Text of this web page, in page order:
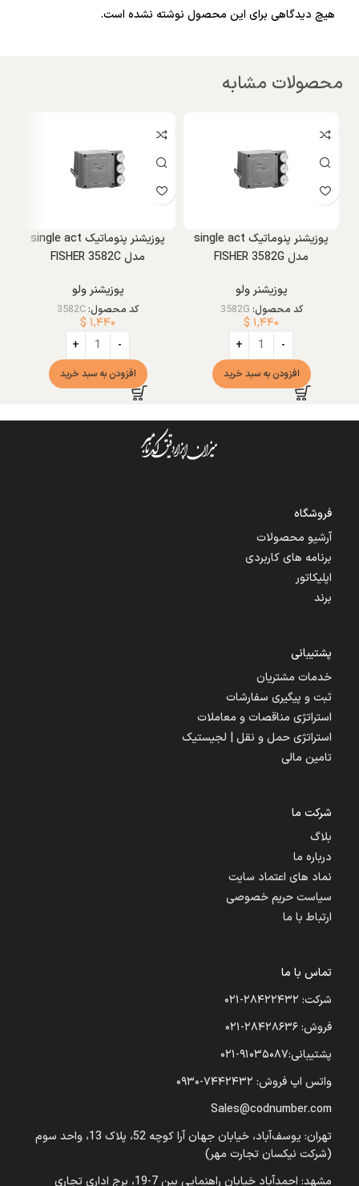
هیچ دیدگاهی برای این محصول نوشته نشده است.
محصولات مشابه
پوزیشنر پنوماتیک single act
مدل FISHER 3582G
پوزیشنر ولو
کد محصول: 3582G
$ ۱,۴۴۰
افزودن به سبد خرید
پوزیشنر پنوماتیک single act
مدل FISHER 3582C
پوزیشنر ولو
کد محصول:3582C
$ ۱,۴۴۰
افزودن به سبد خرید
فروشگاه
آرشیو محصولات
برنامه های کاربردی
اپلیکاتور
برند
پشتیبانی
خدمات مشتریان
ثبت و پیگیری سفارشات
استراتژی مناقصات و معاملات
استراتژی حمل و نقل | لجیستیک
تامین مالی
شرکت ما
بلاگ
درباره ما
نماد های اعتماد سایت
سیاست حریم خصوصی
ارتباط با ما
تماس با ما
شرکت: ۲۸۴۲۲۴۳۲-۰۲۱
فروش: ۲۸۴۲۸۶۳۶-۰۲۱
پشتیبانی:۹۱۰۳۵۰۸۷-۰۲۱
واتس اپ فروش: ۷۴۴۲۴۳۲-۰۹۳۰
Sales@codnumber.com
تهران: یوسف‌آباد، خیابان جهان آرا کوچه 52، پلاک 13، واحد سوم
(شرکت نیکسان تجارت مهر)
مشهد: احمدآباد خیابان راهنمایی بین 7-19، برج اداری تجاری